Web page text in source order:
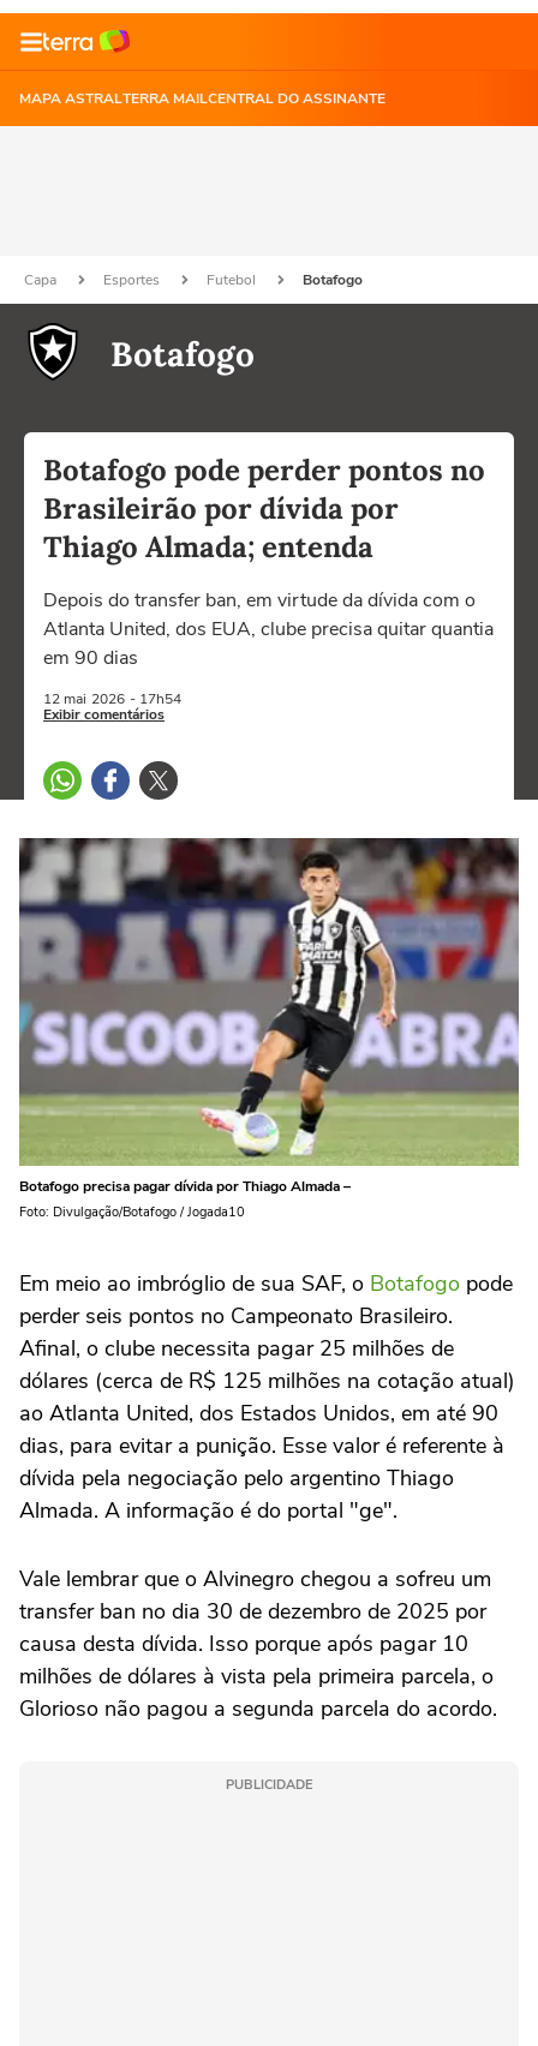
MAPA ASTRALTERRA MAILCENTRAL DO ASSINANTE
Capa Esportes Futebol Botafogo
Botafogo
Botafogo pode perder pontos no
Brasileirão por dívida por
Thiago Almada; entenda
Depois do transfer ban, em virtude da dívida com o
Atlanta United, dos EUA, clube precisa quitar quantia
em 90 dias
12 mai 2026 - 17h54
Exibir comentários
Botafogo precisa pagar dívida por Thiago Almada –
Foto: Divulgação/Botafogo / Jogada10
Em meio ao imbróglio de sua SAF, o Botafogo pode
perder seis pontos no Campeonato Brasileiro.
Afinal, o clube necessita pagar 25 milhões de
dólares (cerca de R$ 125 milhões na cotação atual)
ao Atlanta United, dos Estados Unidos, em até 90
dias, para evitar a punição. Esse valor é referente à
dívida pela negociação pelo argentino Thiago
Almada. A informação é do portal "ge".
Vale lembrar que o Alvinegro chegou a sofreu um
transfer ban no dia 30 de dezembro de 2025 por
causa desta dívida. Isso porque após pagar 10
milhões de dólares à vista pela primeira parcela, o
Glorioso não pagou a segunda parcela do acordo.
PUBLICIDADE